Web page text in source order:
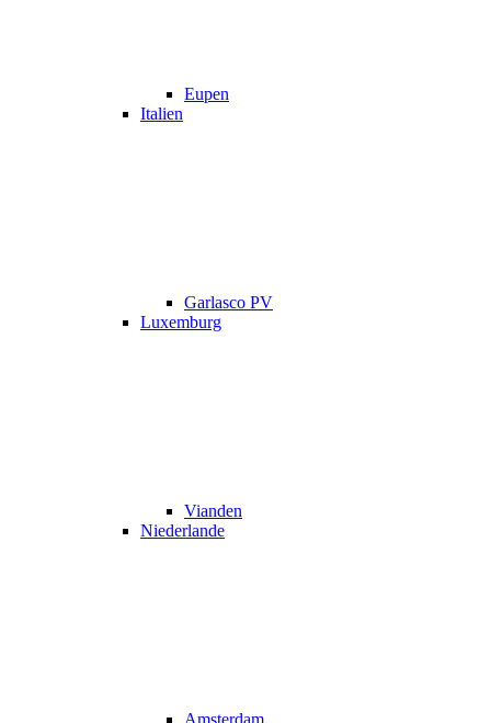
Eupen
Italien
Garlasco PV
Luxemburg
Vianden
Niederlande
Amsterdam